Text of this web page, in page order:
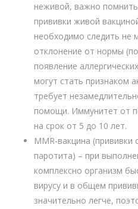
неживой, важно
прививки живой
необходимо следить не
отклонение от нормы
появление
могут стать признаком
требует
помощи. Иммунитет от
на срок от 5 до 10 лет.
MMR-вакцина (прививки
паротита) – при
комплексно организм
вирусу и в общем
значительно легче,